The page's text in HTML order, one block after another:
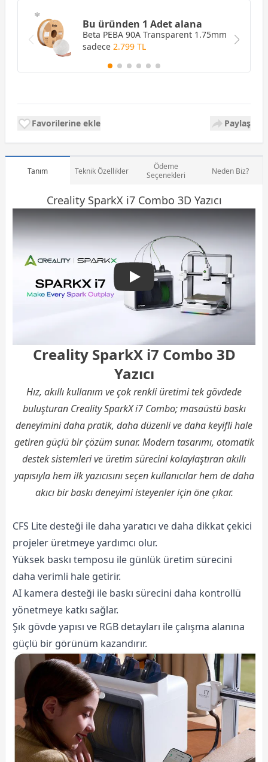
Bu üründen 1 Adet alana
Beta PEBA 90A Transparent 1.75mm
sadece 2.799 TL
Favorilerine ekle Paylaş
Tanım Teknik Özellikler
Ödeme
Seçenekleri
Neden Biz?
Creality SparkX i7 Combo 3D Yazıcı
Creality Sparkx i7 Combo
Creality SparkX i7 Combo 3D
Yazıcı
Hız, akıllı kullanım ve çok renkli üretimi tek gövdede
buluşturan Creality SparkX i7 Combo; masaüstü baskı
deneyimini daha pratik, daha düzenli ve daha keyifli hale
getiren güçlü bir çözüm sunar. Modern tasarımı, otomatik
destek sistemleri ve üretim sürecini kolaylaştıran akıllı
yapısıyla hem ilkyazıcısını seçen kullanıcılar hem de daha
akıcı bir baskı deneyimi isteyenler için öne çıkar.
CFS Lite desteği ile daha yaratıcı ve daha dikkat çekici
projeler üretmeye yardımcı olur.
Yüksek baskı temposu ile günlük üretim sürecini
daha verimli hale getirir.
AI kamera desteği ile baskı sürecini daha kontrollü
yönetmeye katkı sağlar.
Şık gövde yapısı ve RGB detayları ile çalışma alanına
güçlü bir görünüm kazandırır.